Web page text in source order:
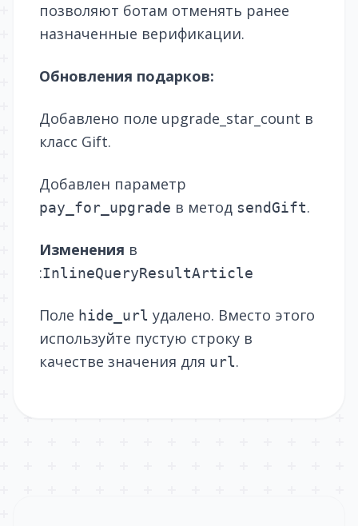
позволяют ботам отменять ранее
назначенные верификации.
Обновления подарков:
Добавлено поле upgrade_star_count в
класс Gift.
Добавлен параметр
pay_for_upgrade в метод sendGift.
Изменения в
:InlineQueryResultArticle
Поле hide_url удалено. Вместо этого
используйте пустую строку в
качестве значения для url.